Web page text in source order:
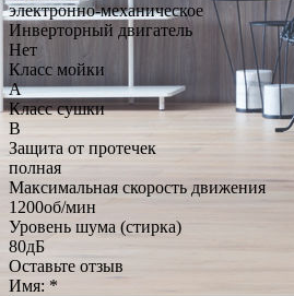
электронно-механическое
Инверторный двигатель
Нет
Класс мойки
А
Класс сушки
B
Защита от протечек
полная
Максимальная скорость движения
1200об/мин
Уровень шума (стирка)
80дБ
Оставьте отзыв
Имя: *